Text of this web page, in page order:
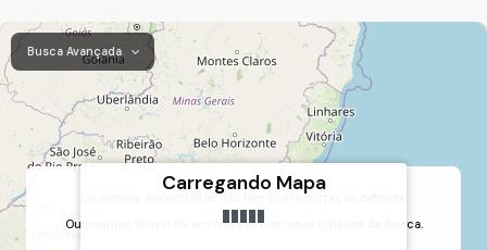
Cidade Nova, Jundiaí, São Paulo, Brasil
Carregando Mapa
Os imóveis encontrados não tem sua localização definida.
Ou nenhum Imóvel foi encontrado com seus critérios de Busca.
Busca Avançada